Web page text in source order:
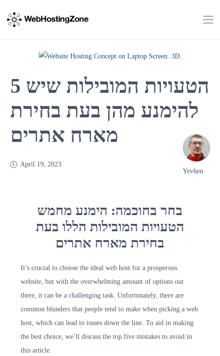
5 הטעויות המובילות שיש
להימנע מהן בעת בחירת
מארח אתרים
April 19, 2023
Yevhen
בחר בחוכמה: הימנע מחמש
הטעויות המובילות הללו בעת
בחירת מארח אתרים
It’s crucial to choose the ideal web host for a prosperous
website, but with the overwhelming amount of options out
there, it can be a challenging task. Unfortunately, there are
common blunders that people tend to make when picking a web
host, which can lead to issues down the line. To aid in making
the best choice, we’ll discuss the top five mistakes to avoid in
this article.